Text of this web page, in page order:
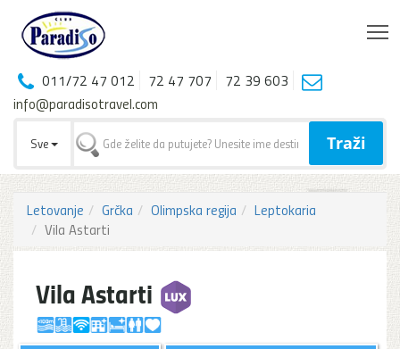
011/72 47 012 72 47 707
72 39 603
info@paradisotravel.com
Sve Traži
Letovanje Grčka Olimpska regija
Leptokaria
Vila Astarti
Vila Astarti